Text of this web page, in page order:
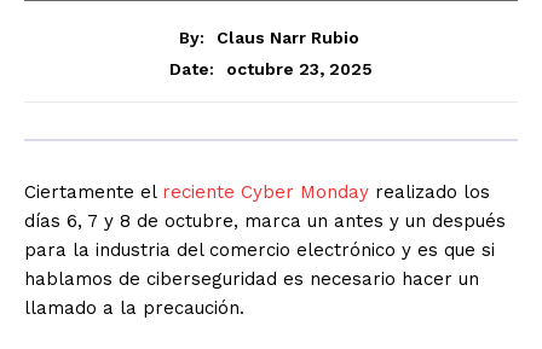
By:
Claus Narr Rubio
Date:
octubre 23, 2025
Ciertamente el reciente Cyber Monday realizado los
días 6, 7 y 8 de octubre, marca un antes y un después
para la industria del comercio electrónico y es que si
hablamos de ciberseguridad es necesario hacer un
llamado a la precaución.